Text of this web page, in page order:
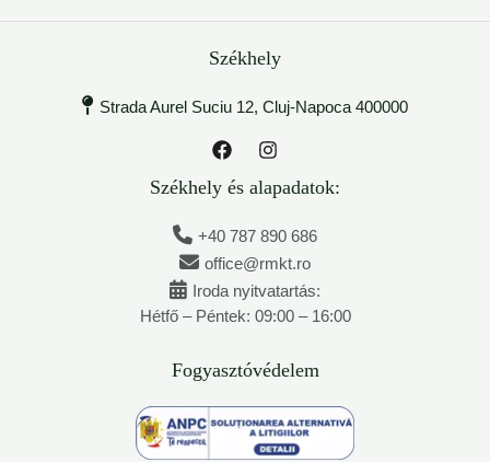
Székhely
Strada Aurel Suciu 12, Cluj-Napoca 400000
Székhely és alapadatok:
+40 787 890 686
office@rmkt.ro
Iroda nyitvatartás:
Hétfő – Péntek: 09:00 – 16:00
Fogyasztóvédelem